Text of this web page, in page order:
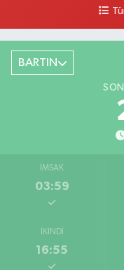
Şiremirçavuş Mahallesi,
0 (378) 227 85 45
BARTIN
İMSAK
03:59
İKINDI
16:55